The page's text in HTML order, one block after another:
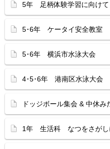
5年 足柄体験学習に向けて
5･6年 ケータイ安全教室
5･6年 横浜市水泳大会
4･5･6年 港南区水泳大会
ドッジボール集会 & 中休み
1年 生活科 なつをさがし